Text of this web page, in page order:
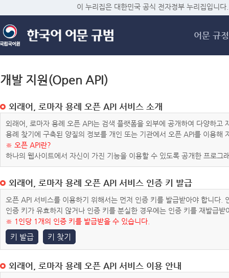
메
이 누리집은 대한민국 공식 전자정부 누리집입니다.
어문 규정
개발 지원(Open API)
외래어, 로마자 용례 오픈 API 서비스 소개
외래어, 로마자 용례 오픈 API는 검색 플랫폼을 외부에 공개하여 다양하
용례 찾기에 구축된 양질의 정보를 개인 또는 기관에서 오픈 API를 이용해
※ 오픈 API란?
하나의 웹사이트에서 자신이 가진 기능을 이용할 수 있도록 공개한 프로그
외래어, 로마자 용례 오픈 API 서비스 인증 키 발급
오픈 API 서비스를 이용하기 위해서는 먼저 인증 키를 발급받아야 합니다
인증 키가 유효하지 않거나 인증 키를 분실한 경우에는 인증 키를 재발급받
※ 1인당 1개의 인증 키를 발급받을 수 있습니다.
키 발급 키 찾기
외래어, 로마자 용례 오픈 API 서비스 이용 안내